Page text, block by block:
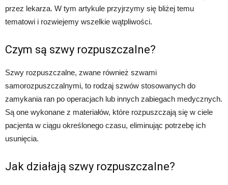
przez lekarza. W tym artykule przyjrzymy się bliżej temu
tematowi i rozwiejemy wszelkie wątpliwości.
Czym są szwy rozpuszczalne?
Szwy rozpuszczalne, zwane również szwami
samorozpuszczalnymi, to rodzaj szwów stosowanych do
zamykania ran po operacjach lub innych zabiegach medycznych.
Są one wykonane z materiałów, które rozpuszczają się w ciele
pacjenta w ciągu określonego czasu, eliminując potrzebę ich
usunięcia.
Jak działają szwy rozpuszczalne?